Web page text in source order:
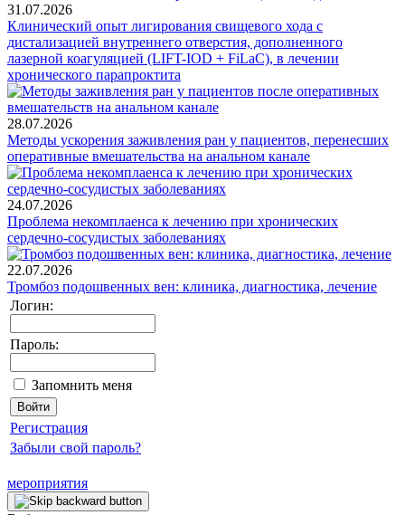
31.07.2026
Клинический опыт лигирования свищевого хода с
дистализацией внутреннего отверстия, дополненного
лазерной коагуляцией (LIFT-IOD + FiLaC), в лечении
хронического парапроктита
28.07.2026
Методы ускорения заживления ран у пациентов, перенесших
оперативные вмешательства на анальном канале
24.07.2026
Проблема некомплаенса к лечению при хронических
сердечно-сосудистых заболеваниях
22.07.2026
Тромбоз подошвенных вен: клиника, диагностика, лечение
Логин:
Пароль:
Запомнить меня
Регистрация
Забыли свой пароль?
мероприятия